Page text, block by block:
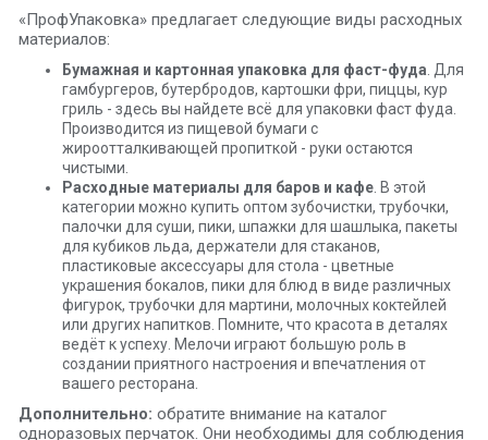
«ПрофУпаковка» предлагает следующие виды расходных
материалов:
Бумажная и картонная упаковка для фаст-фуда . Для
гамбургеров, бутербродов, картошки фри, пиццы, кур
гриль - здесь вы найдете всё для упаковки фаст фуда.
Производится из пищевой бумаги с
жироотталкивающей пропиткой - руки остаются
чистыми.
Расходные материалы для баров и кафе . В этой
категории можно купить оптом зубочистки, трубочки,
палочки для суши, пики, шпажки для шашлыка, пакеты
для кубиков льда, держатели для стаканов,
пластиковые аксессуары для стола - цветные
украшения бокалов, пики для блюд в виде различных
фигурок, трубочки для мартини, молочных коктейлей
или других напитков. Помните, что красота в деталях
ведёт к успеху. Мелочи играют большую роль в
создании приятного настроения и впечатления от
вашего ресторана.
Дополнительно: обратите внимание на каталог
одноразовых перчаток. Они необходимы для соблюдения